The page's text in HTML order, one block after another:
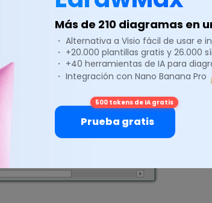
Más de 210 diagramas en
・ Alternativa a Visio fácil de usar e
・ +20.000 plantillas gratis y 26.000
・ +40 herramientas de IA para
・ Integración con Nano Banana Pro
500 tokens de IA gratis
Prueba gratis